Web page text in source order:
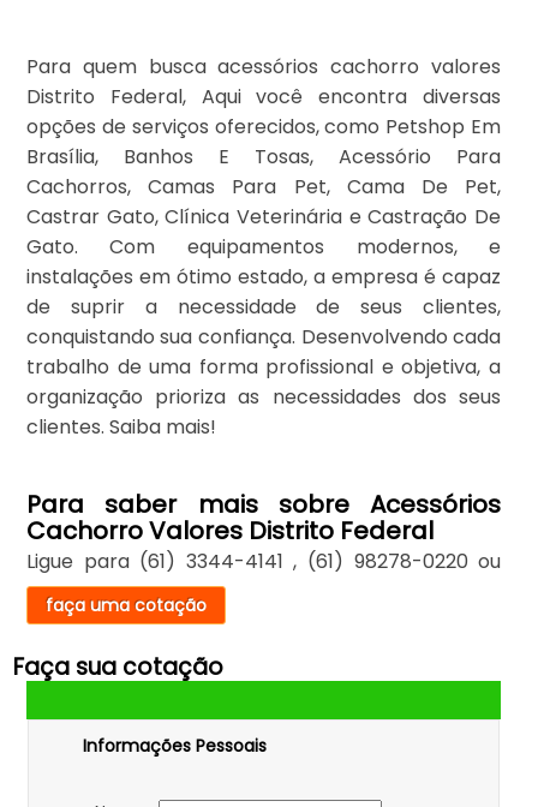
Para quem busca acessórios cachorro valores
Distrito Federal, Aqui você encontra diversas
opções de serviços oferecidos, como Petshop Em
Brasília, Banhos E Tosas, Acessório Para
Cachorros, Camas Para Pet, Cama De Pet,
Castrar Gato, Clínica Veterinária e Castração De
Gato. Com equipamentos modernos, e
instalações em ótimo estado, a empresa é capaz
de suprir a necessidade de seus clientes,
conquistando sua confiança. Desenvolvendo cada
trabalho de uma forma profissional e objetiva, a
organização prioriza as necessidades dos seus
clientes. Saiba mais!
Para saber mais sobre Acessórios
Cachorro Valores Distrito Federal
Ligue para (61) 3344-4141 , (61) 98278-0220 ou
faça uma cotação
Faça sua cotação
Informações Pessoais